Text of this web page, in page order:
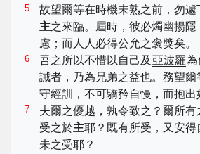
5
故望爾等在時機未熟之前，勿
主之來臨。屆時，彼必燭幽揚隱
慮；而人人必得公允之褒獎矣。
6 吾之所以不惜以自己及 亞波羅為
誡者，乃為兄弟之益也。務望
守經訓，不可驕矜自慢，而抱出
7
夫爾之優越，孰令致之？爾所
受之於主耶？既有所受，又安
未之受耶？